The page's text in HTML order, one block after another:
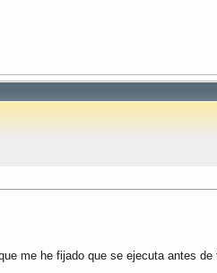
me he fijado que se ejecuta antes